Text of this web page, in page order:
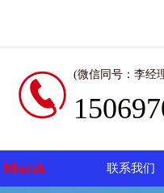
(微信同号：李经
Mazak 联系我们